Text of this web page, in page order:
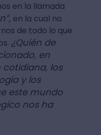
en la llamada
en la cual no
de todo lo que
¿Quién de
en
los
y los
este mundo
nos ha